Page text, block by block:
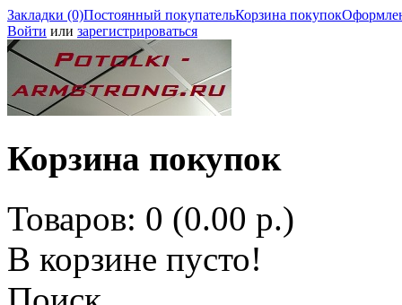
Закладки (0)Постоянный покупательКорзина покупок
Войти или зарегистрироваться
Корзина покупок
Товаров: 0 (0.00 р.)
В корзине пусто!